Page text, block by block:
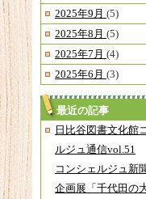
2025年9月 (5)
2025年8月 (5)
2025年7月 (4)
2025年6月 (3)
最近の記事
日比谷図書文化館
ルジュ通信vol.51
コンシェルジュ新
企画展「千代田の